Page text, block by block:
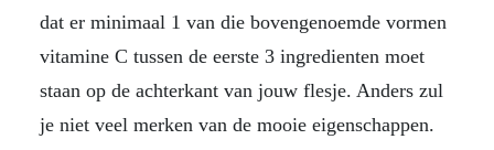
dat er minimaal 1 van die bovengenoemde vormen
vitamine C tussen de eerste 3 ingredienten moet
staan op de achterkant van jouw flesje. Anders zul
je niet veel merken van de mooie eigenschappen.